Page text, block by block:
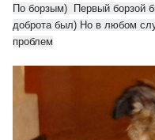
По борзым) Первый борзой
доброта был) Но в любом
проблем